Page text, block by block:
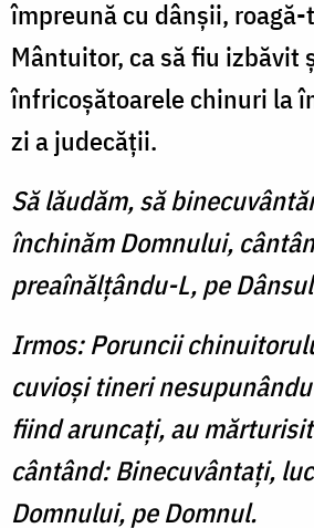
împreună cu dânşii, roagă-
Mântuitor, ca să fiu izbăvit
înfricoşătoarele chinuri la
zi a judecăţii.
Să lăudăm, să
închinăm Domnului,
preaînălţându-L, pe
Irmos: Poruncii
cuvioşi tineri
fiind aruncaţi, au
cântând: Binecuvântaţi,
Domnului, pe Domnul.